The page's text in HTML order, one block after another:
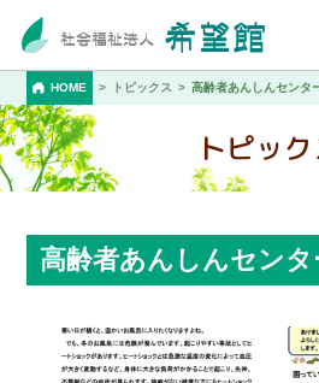
HOME トピックス 高齢者あんしんセンタ
トピッ
高齢者あんしんセンタ